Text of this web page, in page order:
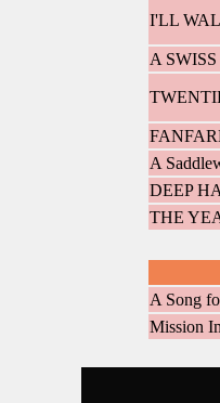
I'LL
A
A
DEEP
THE
A Song
Mission